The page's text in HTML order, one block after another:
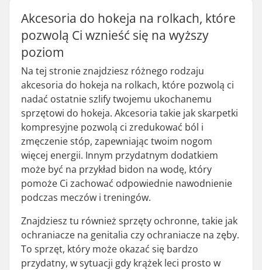
Akcesoria do hokeja na rolkach, które
pozwolą Ci wznieść się na wyższy
poziom
Na tej stronie znajdziesz różnego rodzaju
akcesoria do hokeja na rolkach, które pozwolą ci
nadać ostatnie szlify twojemu ukochanemu
sprzętowi do hokeja. Akcesoria takie jak skarpetki
kompresyjne pozwolą ci zredukować ból i
zmęczenie stóp, zapewniając twoim nogom
więcej energii. Innym przydatnym dodatkiem
może być na przykład bidon na wodę, który
pomoże Ci zachować odpowiednie nawodnienie
podczas meczów i treningów.
Znajdziesz tu również sprzęty ochronne, takie jak
ochraniacze na genitalia czy ochraniacze na zęby.
To sprzęt, który może okazać się bardzo
przydatny, w sytuacji gdy krążek leci prosto w